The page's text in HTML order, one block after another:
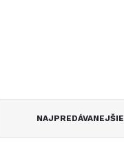
NAJPREDÁVANEJŠIE